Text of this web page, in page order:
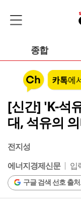
종합
[신간] 'K-석
대, 석유의
전지성
에너지경제신문
입
구글 검색 선호 출